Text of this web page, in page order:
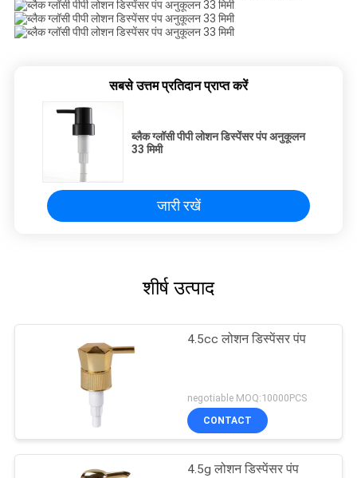
सबसे उत्तम प्रतिदान प्राप्त करें
ब्लैक ग्लॉसी पीपी लोशन डिस्पेंसर पंप अनुकूलन
33 मिमी
जारी रखें
शीर्ष उत्पाद
4.5cc लोशन डिस्पेंसर पंप
negotiable MOQ:10000PCS
CONTACT
4.5g लोशन डिस्पेंसर पंप